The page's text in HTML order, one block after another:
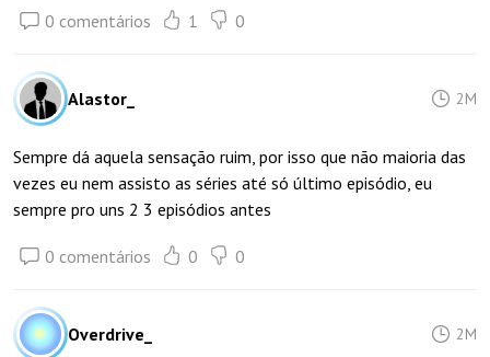
0 comentários 1 0
Alastor_ 2M
Sempre dá aquela sensação ruim, por isso que não maioria das
vezes eu nem assisto as séries até só último episódio, eu
sempre pro uns 2 3 episódios antes
0 comentários 0 0
Overdrive_ 2M